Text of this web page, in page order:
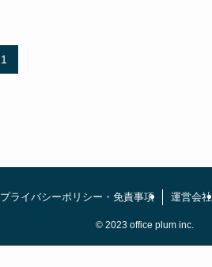
1
プライバシーポリシー・免責事項 運営会社
© 2023 office plum inc.